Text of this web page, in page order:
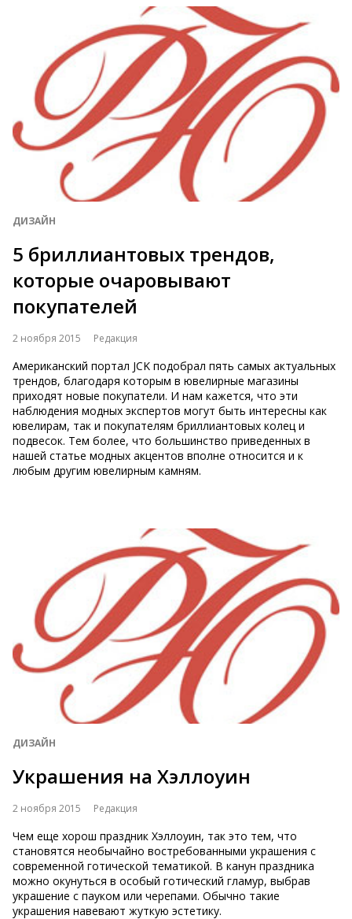
ДИЗАЙН
5 бриллиантовых трендов,
которые очаровывают
покупателей
2 ноября 2015 Редакция
Американский портал JCK подобрал пять самых актуальных
трендов, благодаря которым в ювелирные магазины
приходят новые покупатели. И нам кажется, что эти
наблюдения модных экспертов могут быть интересны как
ювелирам, так и покупателям бриллиантовых колец и
подвесок. Тем более, что большинство приведенных в
нашей статье модных акцентов вполне относится и к
любым другим ювелирным камням.
ДИЗАЙН
Украшения на Хэллоуин
2 ноября 2015 Редакция
Чем еще хорош праздник Хэллоуин, так это тем, что
становятся необычайно востребованными украшения с
современной готической тематикой. В канун праздника
можно окунуться в особый готический гламур, выбрав
украшение с пауком или черепами. Обычно такие
украшения навевают жуткую эстетику.